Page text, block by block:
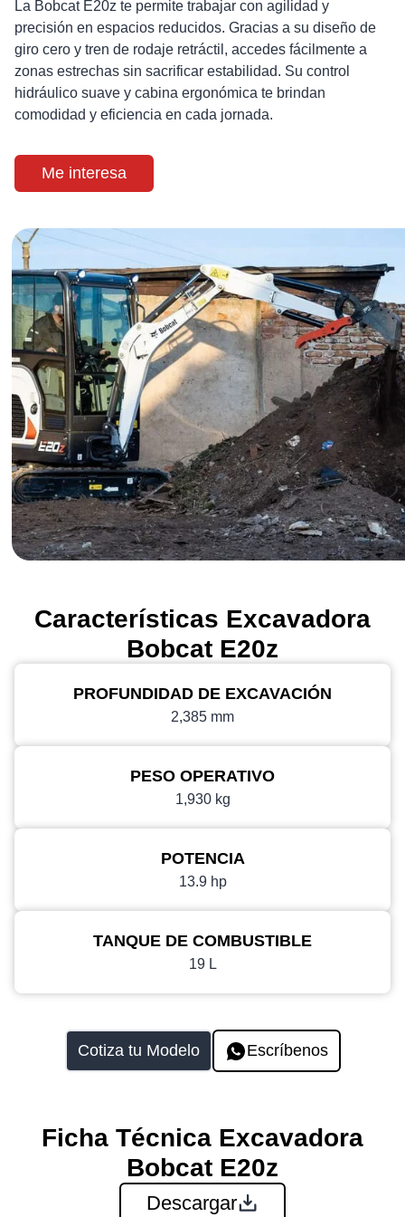
La Bobcat E20z te permite trabajar con agilidad y
precisión en espacios reducidos. Gracias a su diseño de
giro cero y tren de rodaje retráctil, accedes fácilmente a
zonas estrechas sin sacrificar estabilidad. Su control
hidráulico suave y cabina ergonómica te brindan
comodidad y eficiencia en cada jornada.
Me interesa
Características Excavadora
Bobcat E20z
PROFUNDIDAD DE EXCAVACIÓN
2,385 mm
PESO OPERATIVO
1,930 kg
POTENCIA
13.9 hp
TANQUE DE COMBUSTIBLE
19 L
Cotiza tu Modelo Escríbenos
Ficha Técnica Excavadora
Bobcat E20z
Descargar